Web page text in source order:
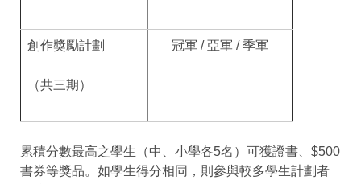
創作獎勵計劃
（共三期）
冠軍 / 亞軍 / 季軍
累積分數最高之學生（中、小學各5名）可獲證書、$500
書券等獎品。如學生得分相同，則參與較多學生計劃者